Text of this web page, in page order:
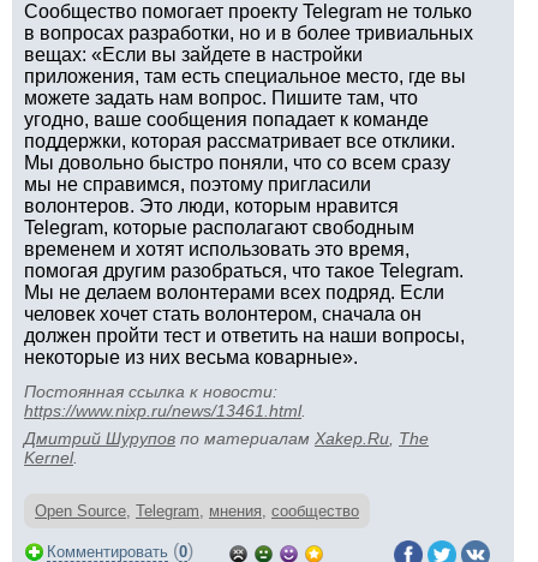
Сообщество помогает проекту Telegram не только
в вопросах разработки, но и в более тривиальных
вещах: «Если вы зайдете в настройки
приложения, там есть специальное место, где вы
можете задать нам вопрос. Пишите там, что
угодно, ваше сообщения попадает к команде
поддержки, которая рассматривает все отклики.
Мы довольно быстро поняли, что со всем сразу
мы не справимся, поэтому пригласили
волонтеров. Это люди, которым нравится
Telegram, которые располагают свободным
временем и хотят использовать это время,
помогая другим разобраться, что такое Telegram.
Мы не делаем волонтерами всех подряд. Если
человек хочет стать волонтером, сначала он
должен пройти тест и ответить на наши вопросы,
некоторые из них весьма коварные».
Постоянная ссылка к новости:
https://www.nixp.ru/news/13461.html.
Дмитрий Шурупов по материалам Xakep.Ru The
Kernel.
Open Source, Telegram, мнения, сообщество
Комментировать (0)